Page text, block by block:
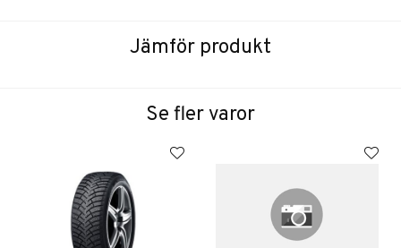
Jämför produkt
Se fler varor